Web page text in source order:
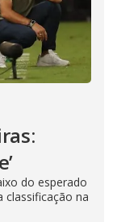
do esperado
classificação na